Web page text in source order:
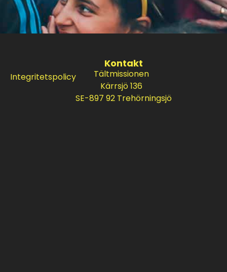
Integritetspolicy
Kontakt
Tältmissionen
Kärrsjö 136
SE-897 92 Trehörningsjö